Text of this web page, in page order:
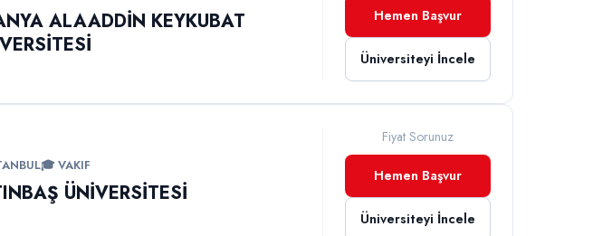
ALAADDİN KEYKUBAT
Hemen Başvur
Üniversiteyi İncele
🎓 VAKIF
ÜNİVERSİTESİ
Fiyat Sorunuz
Hemen Başvur
Üniversiteyi İncele